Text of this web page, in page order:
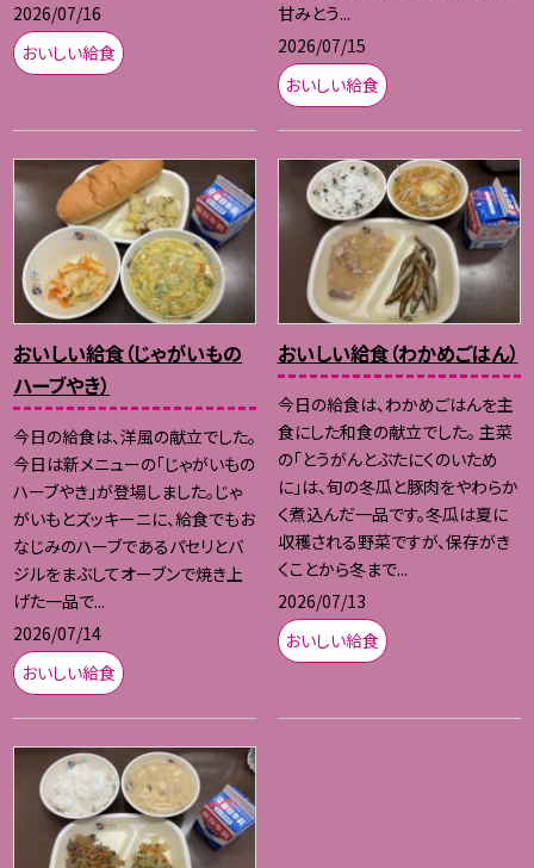
2026/07/16
おいしい給食
甘みとう...
2026/07/15
おいしい給食
おいしい給食（じゃがいもの
ハーブやき）
今日の給食は、洋風の献立でした。
今日は新メニューの「じゃがいもの
ハーブやき」が登場しました。じゃ
がいもとズッキーニに、給食でもお
なじみのハーブであるパセリとバ
ジルをまぶしてオーブンで焼き上
げた一品で...
2026/07/14
おいしい給食
おいしい給食（わかめごはん）
今日の給食は、わかめごはんを主
食にした和食の献立でした。 主菜
の「とうがんとぶたにくのいため
に」は、旬の冬瓜と豚肉をやわらか
く煮込んだ一品です。冬瓜は夏に
収穫される野菜ですが、保存がき
くことから冬まで...
2026/07/13
おいしい給食